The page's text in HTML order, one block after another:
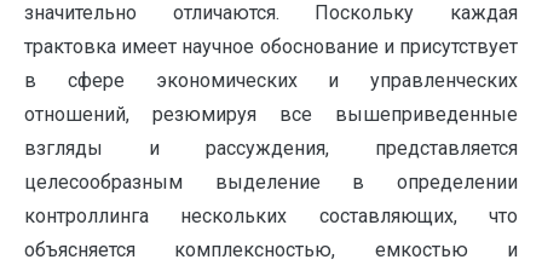
значительно отличаются. Поскольку каждая
трактовка имеет научное обоснование и присутствует
в сфере экономических и управленческих
отношений, резюмируя все вышеприведенные
взгляды и рассуждения, представляется
целесообразным выделение в определении
контроллинга нескольких составляющих, что
объясняется комплексностью, емкостью и